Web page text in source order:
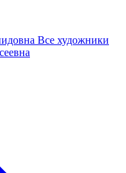
Все художники